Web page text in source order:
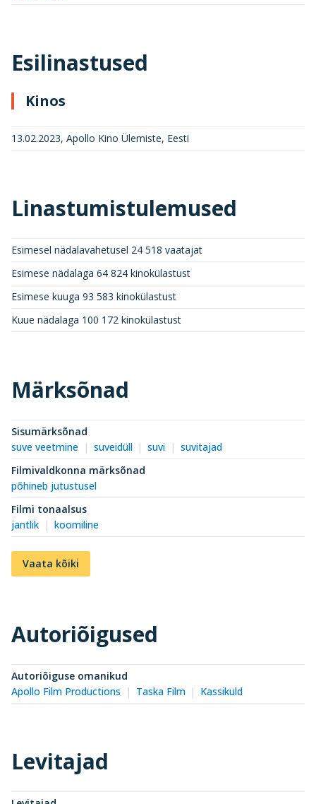
Esilinastused
Kinos
13.02.2023, Apollo Kino Ülemiste, Eesti
Linastumistulemused
Esimesel nädalavahetusel 24 518 vaatajat
Esimese nädalaga 64 824 kinokülastust
Esimese kuuga 93 583 kinokülastust
Kuue nädalaga 100 172 kinokülastust
Märksõnad
Sisumärksõnad
suve veetmine
suveidüll suvi
suvitajad
Filmivaldkonna märksõnad
põhineb jutustusel
Filmi tonaalsus
jantlik
koomiline
Vaata kõiki
Autoriõigused
Autoriõiguse omanikud
Apollo Film Productions
Taska Film Kassikuld
Levitajad